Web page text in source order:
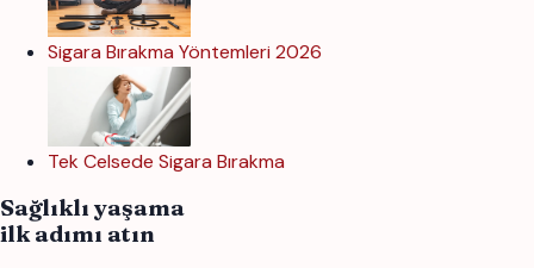
Sigara Bırakma Yöntemleri 2026
Tek Celsede Sigara Bırakma
Sağlıklı yaşama
ilk adımı atın